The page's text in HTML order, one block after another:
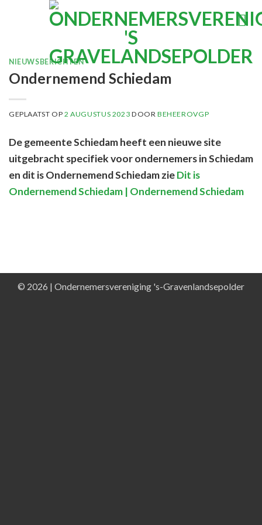
NIEUWSBERICHTEN
Ondernemend Schiedam
GEPLAATST OP2 AUGUSTUS 2023 DOOR BEHEEROVGP
De gemeente Schiedam heeft een nieuwe site
uitgebracht specifiek voor ondernemers in Schiedam
en dit is Ondernemend Schiedam zieDit is
Ondernemend Schiedam | Ondernemend Schiedam
© 2026 | Ondernemersvereniging 's-Gravenlandsepolder